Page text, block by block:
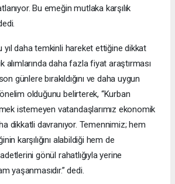
Bu emeğin mutlaka karşılık
yıl daha temkinli hareket ettiğine dikkat
alımlarında daha fazla fiyat araştırması
son günlere bırakıldığını ve daha uygun
olduğunu belirterek, “Kurban
istemeyen vatandaşlarımız ekonomik
dikkatli davranıyor. Temennimiz; hem
karşılığını alabildiği hem de
gönül rahatlığıyla yerine
yaşanmasıdır.” dedi.